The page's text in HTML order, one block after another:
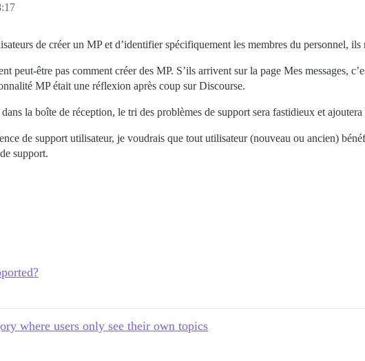
de créer un MP et d’identifier spécifiquement les membres du personnel, ils
peut-être pas comment créer des MP. S’ils arrivent sur la page Mes messages,
MP était une réflexion après coup sur Discourse.
la boîte de réception, le tri des problèmes de support sera fastidieux et
de support utilisateur, je voudrais que tout utilisateur (nouveau ou ancien)
support.
where users only see their own topics